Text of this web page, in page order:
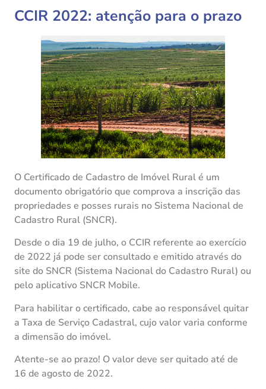
CCIR 2022: atenção para o prazo
O Certificado de Cadastro de Imóvel Rural é um
documento obrigatório que comprova a inscrição das
propriedades e posses rurais no Sistema Nacional de
Cadastro Rural (SNCR).
Desde o dia 19 de julho, o CCIR referente ao exercício
de 2022 já pode ser consultado e emitido através do
site do SNCR (Sistema Nacional do Cadastro Rural) ou
pelo aplicativo SNCR Mobile.
Para habilitar o certificado, cabe ao responsável quitar
a Taxa de Serviço Cadastral, cujo valor varia conforme
a dimensão do imóvel.
Atente-se ao prazo! O valor deve ser quitado até de
16 de agosto de 2022.